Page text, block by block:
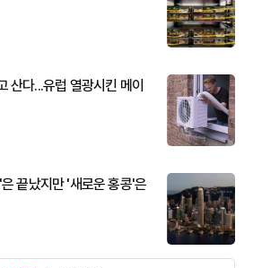
산다...유럽 열광시킨 메이
끝났지만 '새로운 홍콩'은